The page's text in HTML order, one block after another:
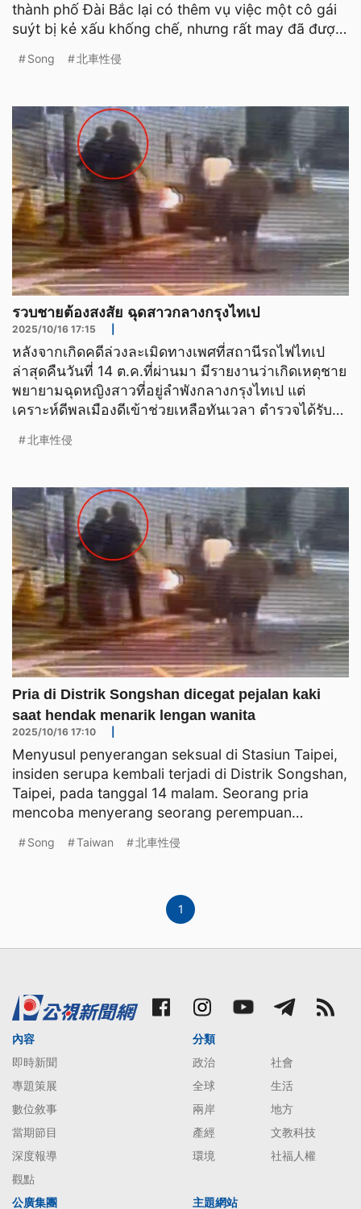
thành phố Đài Bắc lại có thêm vụ việc một cô gái
suýt bị kẻ xấu khống chế, nhưng rất may đã được
Song 北車性侵
รวบชายต้องสงสัย ฉุดสาวกลางกรุงไทเป
2025/10/16 17:15
หลังจากเกิดคดีล่วงละเมิดทางเพศที่สถานีรถไฟไทเป
ล่าสุดคืนวันที่ 14 ต.ค.ที่ผ่านมา มีรายงานว่าเกิดเหตุชาย
พยายามฉุดหญิงสาวที่อยู่ลำพังกลางกรุงไทเป แต่
เคราะห์ดีพลเมืองดีเข้าช่วยเหลือทันเวลา ตำรวจได้รับ
北車性侵
Pria di Distrik Songshan dicegat pejalan kaki
saat hendak menarik lengan wanita
2025/10/16 17:10
Menyusul penyerangan seksual di Stasiun Taipei,
insiden serupa kembali terjadi di Distrik Songshan,
Taipei, pada tanggal 14 malam. Seorang pria
mencoba menyerang seorang perempuan
Song Taiwan 北車性侵
1
內容
即時新聞
專題策展
數位敘事
當期節目
深度報導
觀點
分類
政治
社會
全球
生活
兩岸
地方
產經
文教科技
環境
社福人權
公廣集團 主題網站